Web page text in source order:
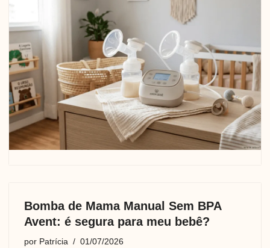
Bomba de Mama Manual Sem BPA
Avent: é segura para meu bebê?
por Patrícia 01/07/2026